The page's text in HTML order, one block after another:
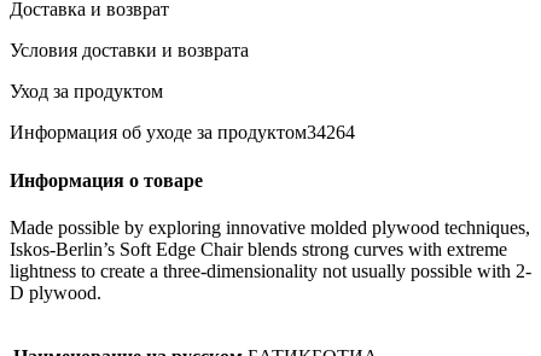
Доставка и возврат
Условия доставки и возврата
Уход за продуктом
Информация об уходе за продуктом34264
Информация о товаре
Made possible by exploring innovative molded plywood techniques,
Iskos-Berlin’s Soft Edge Chair blends strong curves with extreme
lightness to create a three-dimensionality not usually possible with 2-
D plywood.